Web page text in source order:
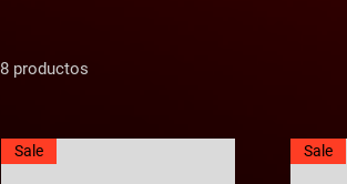
8 productos
Sale Sale